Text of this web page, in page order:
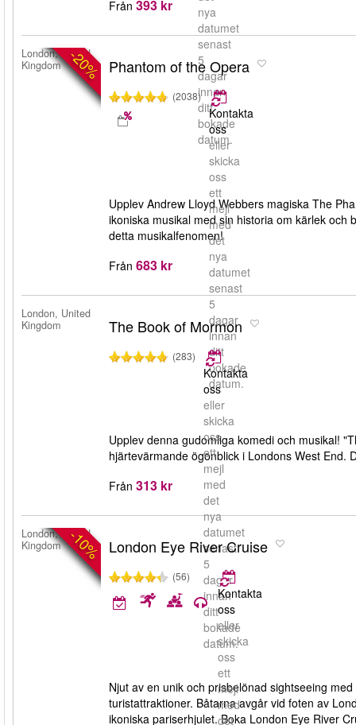
nya
datumet
senast
5
dagar
innan
ditt
bokade
datum.
Från 393 kr
-20%
London, United
Kingdom
Phantom of the Opera
(2038)
Kontakta
oss
eller
skicka
oss
ett
mejl
med
det
nya
datumet
senast
5
dagar
innan
ditt
bokade
datum.
Upplev Andrew Lloyd Webbers magiska The
ikoniska musikal med sin historia om kärlek och
detta musikalfenomen!
Från 683 kr
London, United
Kingdom
The Book of Mormon
(283)
Kontakta
oss
eller
skicka
oss
ett
mejl
med
det
nya
datumet
senast
5
dagar
innan
ditt
bokade
datum.
Upplev denna gudomliga komedi och musikal!
hjärtevärmande ögonblick i Londons West End.
Från 313 kr
-10%
London, United
Kingdom
London Eye River Cruise
(56)
Kontakta
oss
eller
skicka
oss
ett
mejl
med
det
Njut av en unik och prisbelönad sightseeing
turistattraktioner. Båtarna avgår vid foten av
ikoniska pariserhjulet. Boka London Eye River